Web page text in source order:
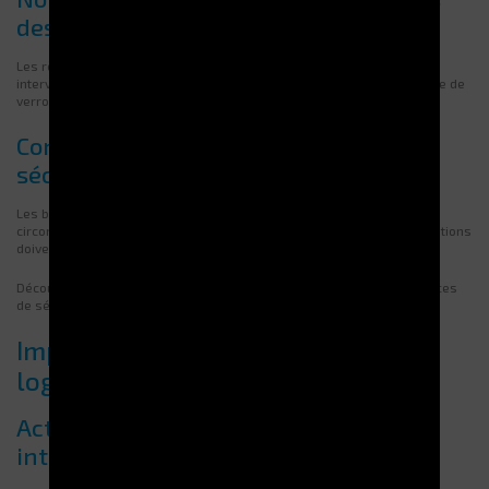
des opérations de maintenance
Les règles CE et les recommandations INRS doivent guider toute
intervention. Aucun accès non autorisé ne doit être toléré. Un système de
verrouillage doit empêcher l’utilisation pendant la maintenance.
Contrôle régulier des dispositifs de
sécurité et d’arrêt d’urgence
Les boutons d’arrêt d’urgence doivent rester fonctionnels en toute
circonstance. Il faut aussi tester les capteurs d’obstacle. Ces vérifications
doivent être consignées dans un registre prévu à cet effet.
Découvrez comment
intègrent les exigences
de sécurité les plus strictes.
Importance des mises à jour
logicielles pour la fiabilité globale
Actualisation des logiciels WMS et
interfaces ERP (ex : G-STOCK)